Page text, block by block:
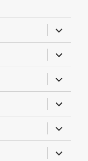
ouvrir
le
sous-
menu
ouvrir
le
sous-
menu
ouvrir
le
sous-
menu
ouvrir
le
sous-
menu
ouvrir
le
sous-
menu
ouvrir
le